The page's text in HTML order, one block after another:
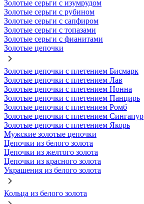
Золотые серьги с изумрудом
Золотые серьги с рубином
Золотые серьги с сапфиром
Золотые серьги с топазами
Золотые серьги с фианитами
Золотые цепочки
Золотые цепочки с плетением Бисмарк
Золотые цепочки с плетением Лав
Золотые цепочки с плетением Нонна
Золотые цепочки с плетением Панцирь
Золотые цепочки с плетением Ромб
Золотые цепочки с плетением Сингапур
Золотые цепочки с плетением Якорь
Мужские золотые цепочки
Цепочки из белого золота
Цепочки из желтого золота
Цепочки из красного золота
Украшения из белого золота
Кольца из белого золота